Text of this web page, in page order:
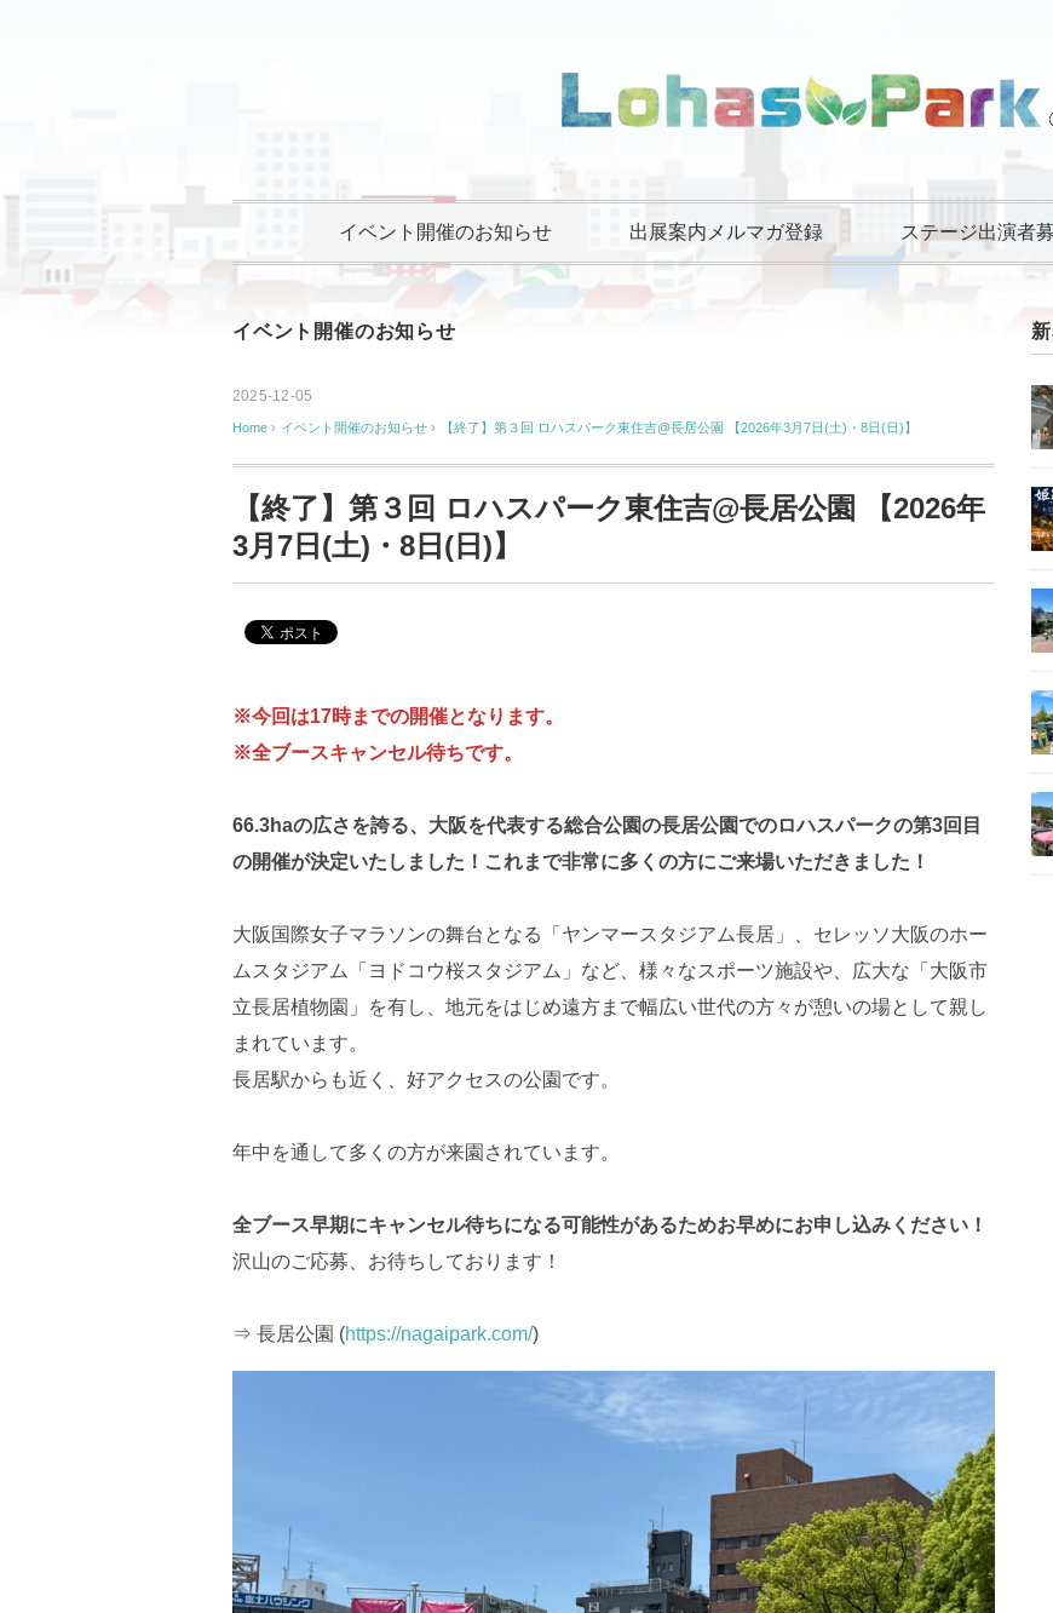
イベント開催のお知らせ 出展案内メルマガ登録 ステージ出演者
イベント開催のお知らせ
2025-12-05
Home › イベント開催のお知らせ › 【終了】第３回 ロハスパーク東住吉@長居公園 【2026年3月7日(土)・8日(日)】
【終了】第３回 ロハスパーク東住吉@長居公園 【2026年
3月7日(土)・8日(日)】
※今回は17時までの開催となります。
※全ブースキャンセル待ちです。
66.3haの広さを誇る、大阪を代表する総合公園の長居公園でのロハスパークの第3回目
の開催が決定いたしました！これまで非常に多くの方にご来場いただきました！
大阪国際女子マラソンの舞台となる「ヤンマースタジアム長居」、セレッソ大阪のホー
ムスタジアム「ヨドコウ桜スタジアム」など、様々なスポーツ施設や、広大な「大阪市
立長居植物園」を有し、地元をはじめ遠方まで幅広い世代の方々が憩いの場として親し
まれています。
長居駅からも近く、好アクセスの公園です。
年中を通して多くの方が来園されています。
全ブース早期にキャンセル待ちになる可能性があるためお早めにお申し込みください！
沢山のご応募、お待ちしております！
⇒ 長居公園 (https://nagaipark.com/)